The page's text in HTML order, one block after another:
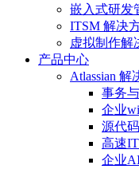
嵌入式研发
ITSM 解决
虚拟制作解
产品中心
Atlassian 解
事务
企业
源代
高速
企业